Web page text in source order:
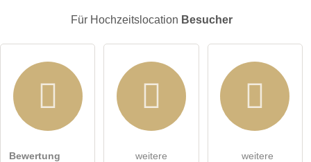
E-Mail-Adresse (wird nicht veröffentlicht)
Für Hochzeitslocation Besucher
Bewertung
weitere
weitere